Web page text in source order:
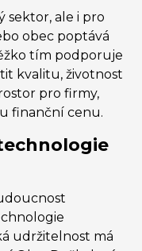
sektor, ale i pro
obec poptává
tím podporuje
kvalitu, životnost
pro firmy,
finanční cenu.
udržitelnost má